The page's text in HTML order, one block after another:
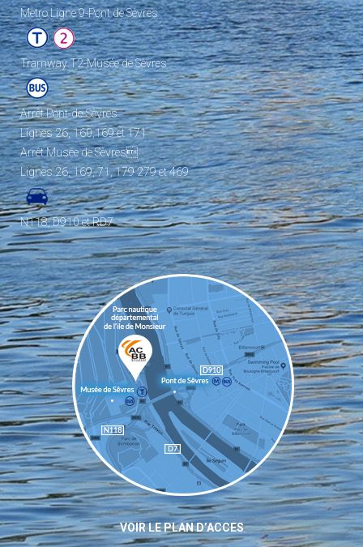
Metro Ligne 9-Pont de Sèvres
Tramway T2-Musée de Sèvres
Arrêt Pont-de-Sèvres
Lignes 26, 160,169 et 171
Arrêt Musée de Sèvres
Lignes 26, 169, 71, 179 279 et 469
N118, D910 et RD7
VOIR LE PLAN D’ACCES